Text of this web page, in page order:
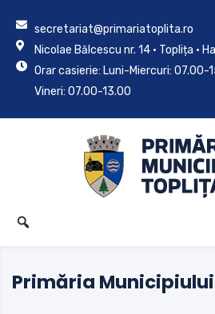
secretariat@primariatoplita.ro
Nicolae Bălcescu nr. 14 • Toplița •
Orar casierie: Luni-Miercuri: 07.00-
Vineri: 07.00-13.00
Primăria